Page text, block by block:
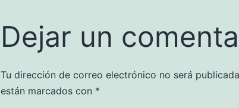
Dejar un
Tu dirección de correo electrónico no será
están marcados con *